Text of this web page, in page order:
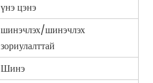
үнэ цэнэ
шинэчлэх/шинэчлэх
зориулалттай
Шинэ